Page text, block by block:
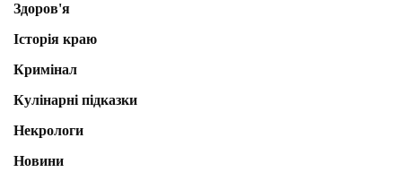
Здоров'я
Історія краю
Кримінал
Кулінарні підказки
Некрологи
Новини